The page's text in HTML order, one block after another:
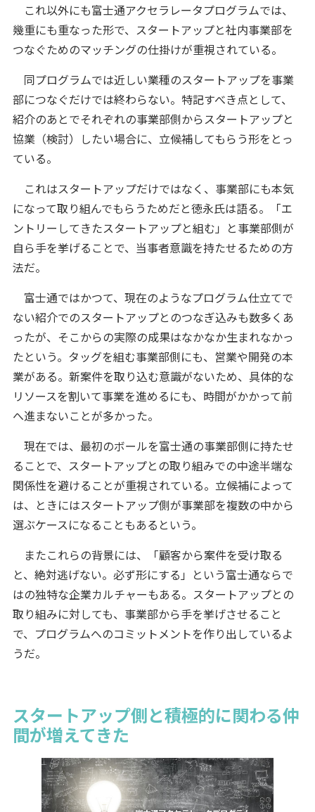
これ以外にも富士通アクセラレータプログラムでは、
幾重にも重なった形で、スタートアップと社内事業部を
つなぐためのマッチングの仕掛けが重視されている。
同プログラムでは近しい業種のスタートアップを事業
部につなぐだけでは終わらない。特記すべき点として、
紹介のあとでそれぞれの事業部側からスタートアップと
協業（検討）したい場合に、立候補してもらう形をとっ
ている。
これはスタートアップだけではなく、事業部にも本気
になって取り組んでもらうためだと徳永氏は語る。「エ
ントリーしてきたスタートアップと組む」と事業部側が
自ら手を挙げることで、当事者意識を持たせるための方
法だ。
富士通ではかつて、現在のようなプログラム仕立てで
ない紹介でのスタートアップとのつなぎ込みも数多くあ
ったが、そこからの実際の成果はなかなか生まれなかっ
たという。タッグを組む事業部側にも、営業や開発の本
業がある。新案件を取り込む意識がないため、具体的な
リソースを割いて事業を進めるにも、時間がかかって前
へ進まないことが多かった。
現在では、最初のボールを富士通の事業部側に持たせ
ることで、スタートアップとの取り組みでの中途半端な
関係性を避けることが重視されている。立候補によって
は、ときにはスタートアップ側が事業部を複数の中から
選ぶケースになることもあるという。
またこれらの背景には、「顧客から案件を受け取る
と、絶対逃げない。必ず形にする」という富士通ならで
はの独特な企業カルチャーもある。スタートアップとの
取り組みに対しても、事業部から手を挙げさせること
で、プログラムへのコミットメントを作り出しているよ
うだ。
スタートアップ側と積極的に関わる仲
間が増えてきた